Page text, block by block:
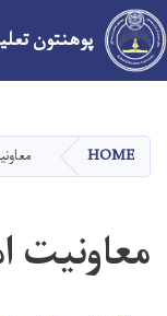
پوهنتون
HOME
معاونیت